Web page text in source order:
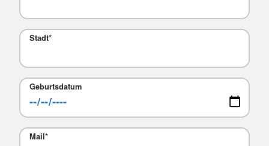
Stadt*
Geburtsdatum
Mail*